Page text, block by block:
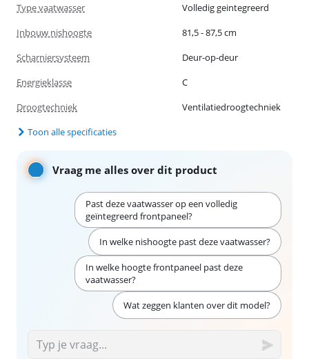
Type vaatwasser
Volledig geintegreerd
Inbouw nishoogte
81,5 - 87,5 cm
Scharniersysteem
Deur-op-deur
Energieklasse
C
Droogtechniek
Ventilatiedroogtechniek
Toon alle specificaties
Vraag me alles over dit product
Past deze vaatwasser op een volledig
geïntegreerd frontpaneel?
In welke nishoogte past deze vaatwasser?
In welke hoogte frontpaneel past deze
vaatwasser?
Wat zeggen klanten over dit model?